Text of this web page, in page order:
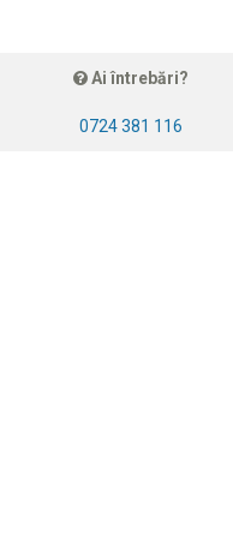
Ai întrebări?
0724 381 116